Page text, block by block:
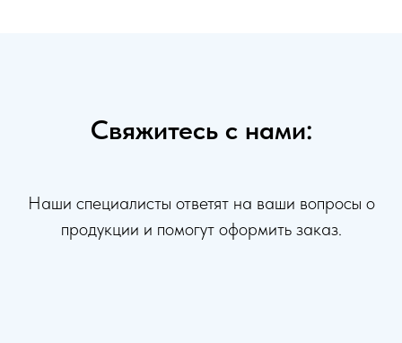
Свяжитесь с нами:
Наши специалисты ответят на ваши вопросы о
продукции и помогут оформить заказ.